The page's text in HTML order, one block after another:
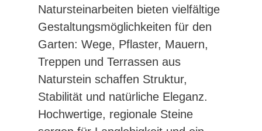
Natursteinarbeiten bieten vielfältige
Gestaltungsmöglichkeiten für den
Garten: Wege, Pflaster, Mauern,
Treppen und Terrassen aus
Naturstein schaffen Struktur,
Stabilität und natürliche Eleganz.
Hochwertige, regionale Steine